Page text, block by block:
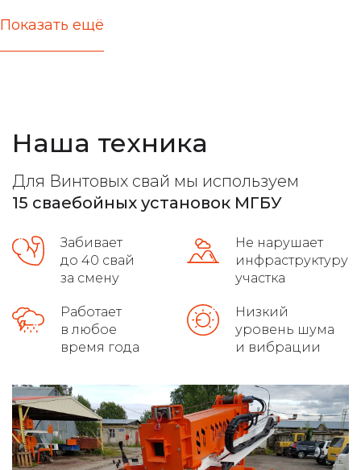
актуальные цены
все виды фундамента лучшие марки бетона
расчет максимальной нагрузки
распушовка свай для монолитных плит
осуществляет доставку
монтаж свайно-винтового фундамента
демонтаж свайных фундаментов
Показать ещё
Наша техника
Для Винтовых свай мы используем
15 сваебойных установок МГБУ
Забивает
до 40 свай
за смену
Не нарушает
инфраструктуру
участка
Работает
в любое
время года
Низкий
уровень шума
и вибрации